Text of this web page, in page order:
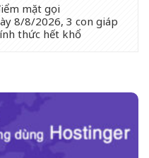
mặt gọi
8/8/2026, 3 con giáp
thức hết khổ